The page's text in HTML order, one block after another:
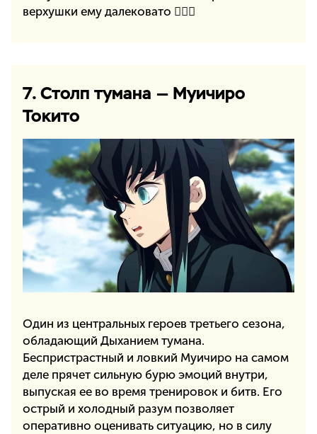
верхушки ему далековато 🤷🏻‍♀️
7. Столп тумана — Муичиро
Токито
Один из центральных героев третьего сезона,
обладающий Дыханием тумана.
Беспристрастный и ловкий Муичиро на самом
деле прячет сильную бурю эмоций внутри,
выпуская ее во время тренировок и битв. Его
острый и холодный разум позволяет
оперативно оценивать ситуацию, но в силу